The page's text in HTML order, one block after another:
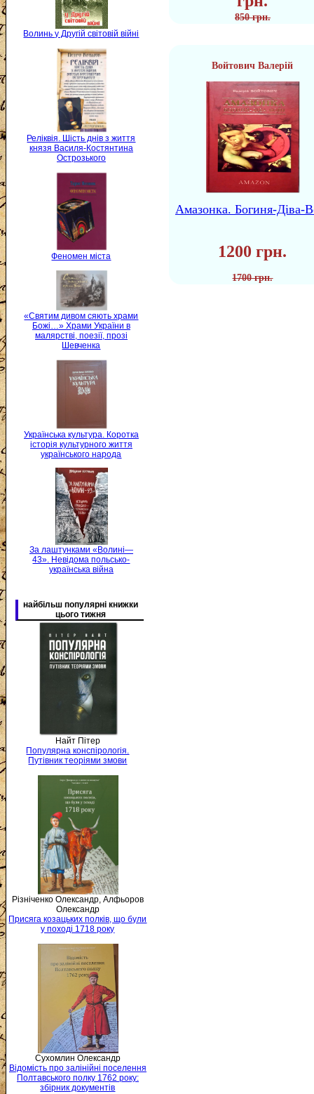
Волинь у Другій світовій війні
Реліквія. Шість днів з життя
князя Василя-Костянтина
Острозького
Феномен міста
«Святим дивом сяють храми
Божі…» Храми України в
малярстві, поезії, прозі
Шевченка
Українська культура. Коротка
історія культурного життя
українського народа
За лаштунками «Волині—
43». Невідома польсько-
українська війна
найбільш популярні книжки
цього тижня
Найт Пітер
Популярна конспірологія.
Путівник теоріями змови
Різніченко Олександр, Алфьоров
Олександр
Присяга козацьких полків, що були
у поході 1718 року
Сухомлин Олександр
Відомість про залінійні поселення
Полтавського полку 1762 року:
збірник документів
850 грн.
Войтович Валерій
Амазонка. Богиня-Діва-
1200 грн.
1700 грн.